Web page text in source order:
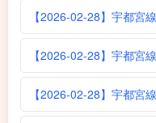
【2026-02-28】宇都宮
【2026-02-28】宇都宮
【2026-02-28】宇都宮